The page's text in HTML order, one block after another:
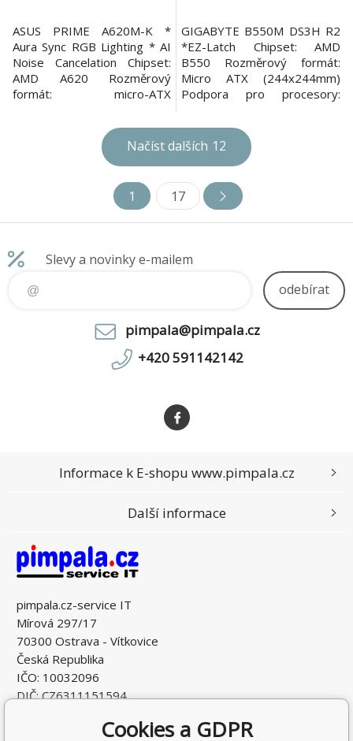
ASUS PRIME A620M-K *
Aura Sync RGB Lighting * AI
Noise Cancelation Chipset:
AMD A620 Rozměrový
formát: micro-ATX
procesory: AMD Ryzen™
řady 7000 Patice procesoru:
AM5 Paměť: * 2x DIMM, max.
(OC)/6200(OC)/6000(OC)/58
00(OC)/5600(OC)/5400(OC)/
5200/5000/4800, bez ECC,
GIGABYTE B550M DS3H R2
*EZ-Latch Chipset: AMD
B550 Rozměrový formát:
Micro ATX (244x244mm)
Podpora pro procesory:
Series/Ryzen™ 5000 G-
Series/Ryzen™ 4000 G-
Series/Ryzen™ 4000
Series a Ryzen™ 3000 Series
Patice procesoru: AM4
Paměť: *4x DIMM patice
Načíst dalších 12
1 17
Slevy a novinky e-mailem
odebírat
pimpala@pimpala.cz
+420 591142142
pimpala.cz-service IT
Mírová 297/17
70300 Ostrava - Vítkovice
Česká Republika
IČO: 10032096
DIČ: CZ6311151594
Informace k E-shopu www.pimpala.cz
Další informace
Cookies a GDPR